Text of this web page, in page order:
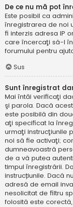
De ce nu mă pot
Este posibil ca
înregistrarea de noi
fi interzis adresa IP
care încercaţi să-l
forumului pentru
Sus
Sunt înregistrat
Mai întâi verificaţi
şi parola. Dacă
este posibilă din
aţi specificat la
urmaţi instrucţiunile
noi să fie activaţi;
dumneavoastră
de a vă putea
timpul înregistrării.
instrucțiunile. Dacă
adresă de email
nesolicitat de filtru
folosită este